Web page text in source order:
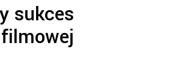
sukces